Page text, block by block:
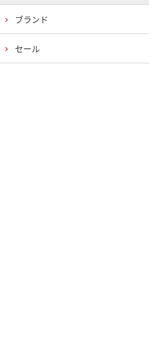
ブランド
セール